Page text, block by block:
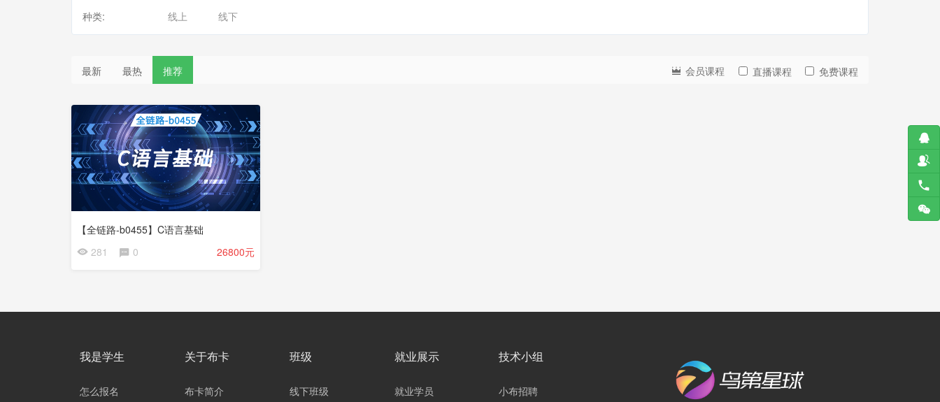
种类: 线上 线下
最新 最热 推荐 会员课程 直播课程 免费课程
【全链路-b0455】C语言基础
281
0 26800元
我是学生
怎么报名
关于布卡
布卡简介
班级
线下班级
就业展示
就业学员
技术小组
小布招聘